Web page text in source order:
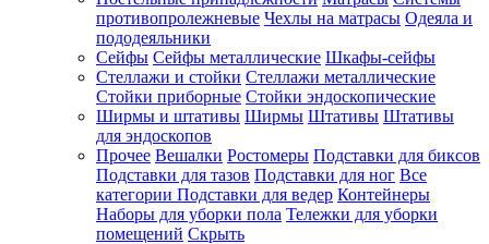
противопролежневые Чехлы на матрасы Одеяла и
пододеяльники
Сейфы Сейфы металлические Шкафы-сейфы
Стеллажи и стойки Стеллажи металлические
Стойки приборные Стойки эндоскопические
Ширмы и штативы Ширмы Штативы Штативы
для эндоскопов
Прочее Вешалки Ростомеры Подставки для биксов
Подставки для тазов Подставки для ног Все
категории Подставки для ведер Контейнеры
Наборы для уборки пола Тележки для уборки
помещений Скрыть